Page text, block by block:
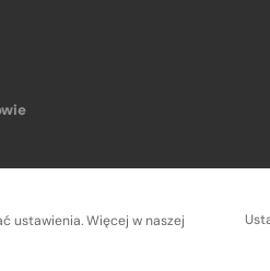
ustawienia. Więcej w naszej